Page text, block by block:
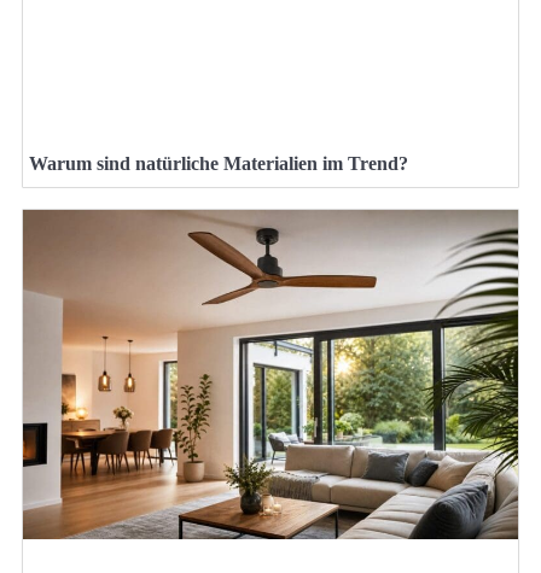
Warum sind natürliche Materialien im Trend?